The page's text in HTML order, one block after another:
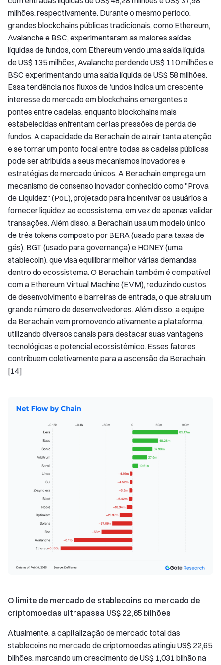
milhões, respectivamente. Durante o mesmo período,
grandes blockchains públicas tradicionais, como Ethereum,
Avalanche e BSC, experimentaram as maiores saídas
líquidas de fundos, com Ethereum vendo uma saída líquida
de US$ 135 milhões, Avalanche perdendo US$ 110 milhões e
BSC experimentando uma saída líquida de US$ 58 milhões.
Essa tendência nos fluxos de fundos indica um crescente
interesse do mercado em blockchains emergentes e
pontes entre cadeias, enquanto blockchains mais
estabelecidas enfrentam certas pressões de perda de
fundos. A capacidade da Berachain de atrair tanta atenção
e se tornar um ponto focal entre todas as cadeias públicas
pode ser atribuída a seus mecanismos inovadores e
estratégias de mercado únicos. A Berachain emprega um
mecanismo de consenso inovador conhecido como "Prova
de Liquidez" (PoL), projetado para incentivar os usuários a
fornecer liquidez ao ecossistema, em vez de apenas validar
transações. Além disso, a Berachain usa um modelo único
de três tokens composto por BERA (usado para taxas de
gás), BGT (usado para governança) e HONEY (uma
stablecoin), que visa equilibrar melhor várias demandas
dentro do ecossistema. O Berachain também é compatível
com a Ethereum Virtual Machine (EVM), reduzindo custos
de desenvolvimento e barreiras de entrada, o que atraiu um
grande número de desenvolvedores. Além disso, a equipe
da Berachain vem promovendo ativamente a plataforma,
utilizando diversos canais para destacar suas vantagens
tecnológicas e potencial ecossistêmico. Esses fatores
contribuem coletivamente para a ascensão da Berachain.
[14]
O limite de mercado de stablecoins do mercado de
criptomoedas ultrapassa US$ 22,65 bilhões
Atualmente, a capitalização de mercado total das
stablecoins no mercado de criptomoedas atingiu US$ 22,65
bilhões, marcando um crescimento de US$ 1,031 bilhão na